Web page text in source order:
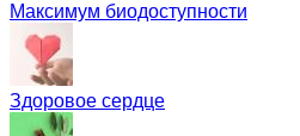
Максимум биодоступности
Здоровое сердце